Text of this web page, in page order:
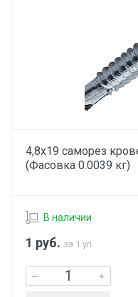
4,8х19 саморез
(Фасовка 0.0039 кг)
В наличии
1 руб. за 1 уп.